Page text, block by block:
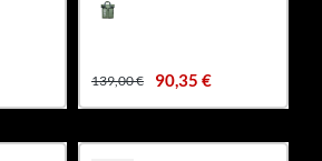
139,00 € 90,35 €